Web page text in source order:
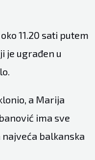
11.20 sati putem
je ugrađen u
a Marija
ima sve
balkanska